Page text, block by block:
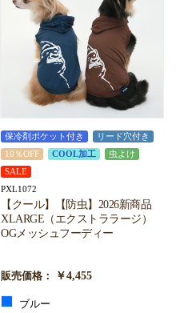
保冷剤ポケット付き
リード穴付き
10％OFF
COOL加工
虫よけ
SALE
PXL1072
【クール】【防虫】2026新商品
XLARGE（エクストララージ）
OGメッシュフーディー
販売価格： ￥4,455
ブルー
カートへ進む